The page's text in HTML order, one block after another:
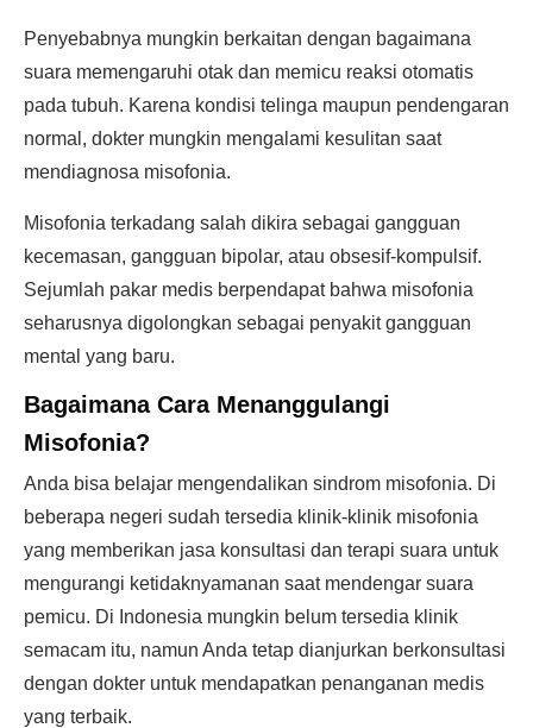
Penyebabnya mungkin berkaitan dengan bagaimana
suara memengaruhi otak dan memicu reaksi otomatis
pada tubuh. Karena kondisi telinga maupun pendengaran
normal, dokter mungkin mengalami kesulitan saat
mendiagnosa misofonia.
Misofonia terkadang salah dikira sebagai gangguan
kecemasan, gangguan bipolar, atau obsesif-kompulsif.
Sejumlah pakar medis berpendapat bahwa misofonia
seharusnya digolongkan sebagai penyakit gangguan
mental yang baru.
Bagaimana Cara Menanggulangi
Misofonia?
Anda bisa belajar mengendalikan sindrom misofonia. Di
beberapa negeri sudah tersedia klinik-klinik misofonia
yang memberikan jasa konsultasi dan terapi suara untuk
mengurangi ketidaknyamanan saat mendengar suara
pemicu. Di Indonesia mungkin belum tersedia klinik
semacam itu, namun Anda tetap dianjurkan berkonsultasi
dengan dokter untuk mendapatkan penanganan medis
yang terbaik.